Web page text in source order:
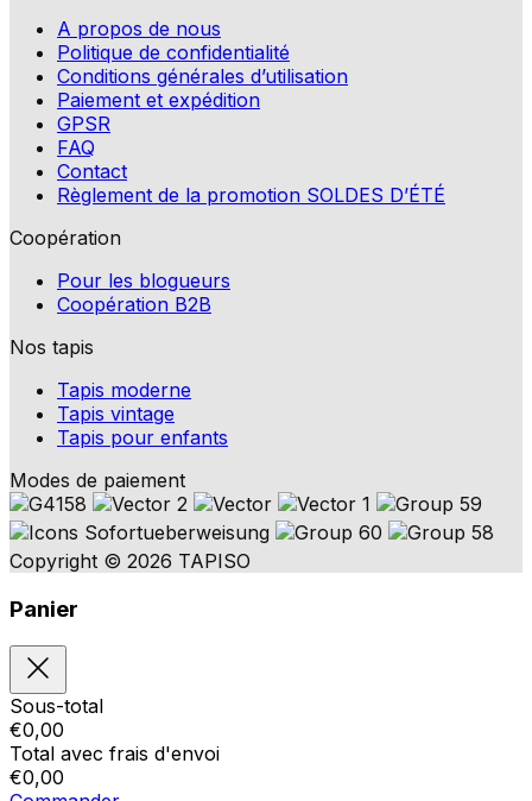
A propos de nous
Politique de confidentialité
Conditions générales d’utilisation
Paiement et expédition
GPSR
FAQ
Contact
Règlement de la promotion SOLDES D’ÉTÉ
Coopération
Pour les blogueurs
Coopération B2B
Nos tapis
Tapis moderne
Tapis vintage
Tapis pour enfants
Modes de paiement
Copyright © 2026 TAPISO
Panier
Sous-total
€0,00
Total avec frais d'envoi
€0,00